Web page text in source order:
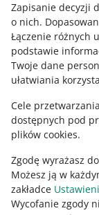
Zapisanie decyzji
o nich.
Łączenie różnych
podstawie
Twoje dane
ułatwiania
Cele
dostępnych pod
plików cookies.
Zgodę wyrażasz
Możesz ją w
zakładce
Wycofanie zgody
Zapytaj
Zajrzyj